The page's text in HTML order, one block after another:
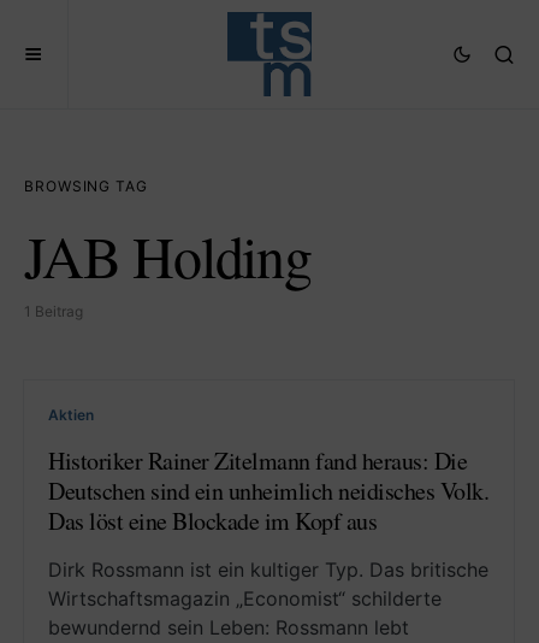
BROWSING TAG
JAB Holding
1 Beitrag
Aktien
Historiker Rainer Zitelmann fand heraus: Die
Deutschen sind ein unheimlich neidisches Volk.
Das löst eine Blockade im Kopf aus
Dirk Rossmann ist ein kultiger Typ. Das britische
Wirtschaftsmagazin „Economist“ schilderte
bewundernd sein Leben: Rossmann lebt